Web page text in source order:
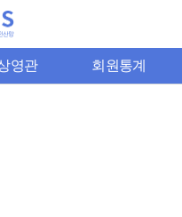
영관 회원통계